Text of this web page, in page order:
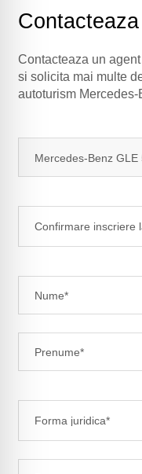
Contacteaza un
si solicita mai multe
autoturism Mercedes-
Confirmare inscriere
Forma juridica*